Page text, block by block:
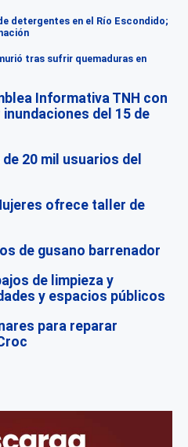
detergentes en el Río Escondido;
tras sufrir quemaduras en
Informativa TNH con
del 15 de
20 mil usuarios del
ofrece taller de
de gusano barrenador
de limpieza y
y espacios públicos
para reparar